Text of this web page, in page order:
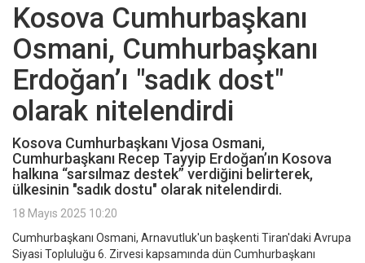
Kosova Cumhurbaşkanı
Osmani, Cumhurbaşkanı
Erdoğan’ı "sadık dost"
olarak nitelendirdi
Kosova Cumhurbaşkanı Vjosa Osmani,
Cumhurbaşkanı Recep Tayyip Erdoğan’ın Kosova
halkına “sarsılmaz destek” verdiğini belirterek,
ülkesinin "sadık dostu" olarak nitelendirdi.
18 Mayıs 2025 10:20
Cumhurbaşkanı Osmani, Arnavutluk'un başkenti Tiran'daki Avrupa
Siyasi Topluluğu 6. Zirvesi kapsamında dün Cumhurbaşkanı